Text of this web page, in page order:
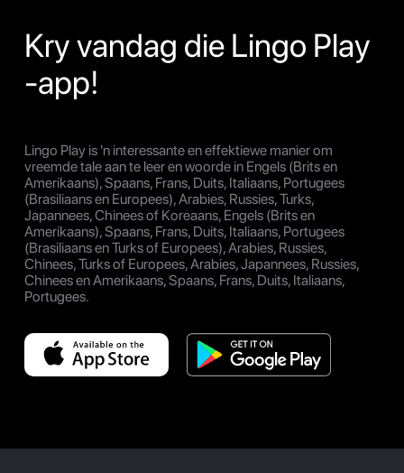
Kry vandag die Lingo Play
-app!
Lingo Play is 'n interessante en effektiewe manier om
vreemde tale aan te leer en woorde in Engels (Brits en
Amerikaans), Spaans, Frans, Duits, Italiaans, Portugees
(Brasiliaans en Europees), Arabies, Russies, Turks,
Japannees, Chinees of Koreaans, Engels (Brits en
Amerikaans), Spaans, Frans, Duits, Italiaans, Portugees
(Brasiliaans en Turks of Europees), Arabies, Russies,
Chinees, Turks of Europees, Arabies, Japannees, Russies,
Chinees en Amerikaans, Spaans, Frans, Duits, Italiaans,
Portugees.